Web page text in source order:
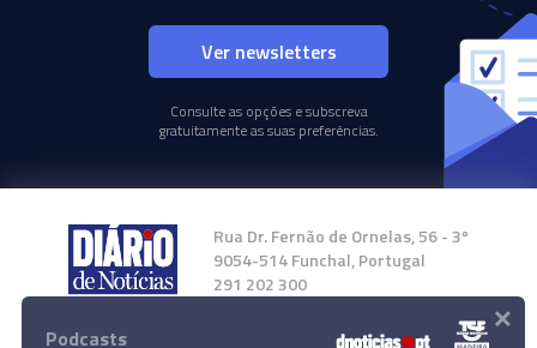
Ver newsletters
Consulte as opções e subscreva
gratuitamente as suas preferências.
Rua Dr. Fernão de Ornelas, 56 - 3º
9054-514 Funchal, Portugal
291 202 300
Instale a nossa App
Podcasts ×